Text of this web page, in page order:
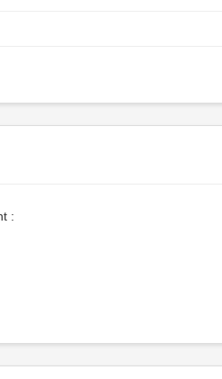
: